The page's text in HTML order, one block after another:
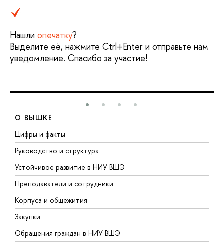
Нашли опечатку?
Выделите её, нажмите Ctrl+Enter и отправьте нам
уведомление. Спасибо за участие!
О ВЫШКЕ
Цифры и факты
Руководство и структура
Устойчивое развитие в НИУ ВШЭ
Преподаватели и сотрудники
Корпуса и общежития
Закупки
Обращения граждан в НИУ ВШЭ